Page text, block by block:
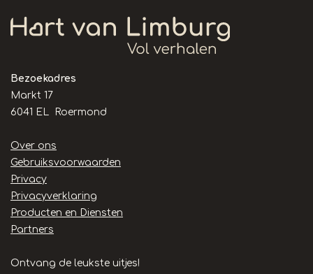
Bezoekadres
Markt 17
6041 EL Roermond
Handige
links
Over ons
Gebruiksvoorwaarden
Privacy
Privacyverklaring
Producten en Diensten
Partners
Ontvang de leukste uitjes!